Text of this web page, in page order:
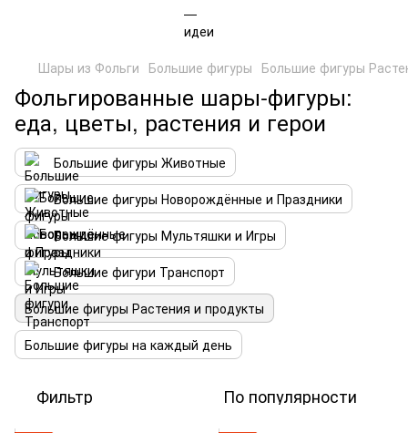
Шары из Фольги Большие фигуры Большие фигуры
Фольгированные шары-фигуры:
еда, цветы, растения и герои
Большие фигуры Животные
Большие фигуры Новорождённые и Праздники
Большие фигуры Мультяшки и Игры
Большие фигури Транспорт
Большие фигуры Растения и продукты
Большие фигуры на каждый день
Фильтр По популярности